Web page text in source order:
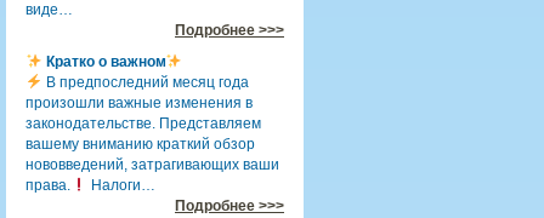
виде…
Подробнее >>>
Кратко о важном
В предпоследний месяц года
произошли важные изменения в
законодательстве. Представляем
вашему вниманию краткий обзор
нововведений, затрагивающих ваши
права.
Налоги…
Подробнее >>>